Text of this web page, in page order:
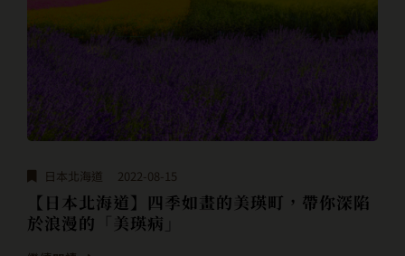
日本北海道 2022-08-15
【日本北海道】四季如畫的美瑛町，帶你深陷
於浪漫的「美瑛病」